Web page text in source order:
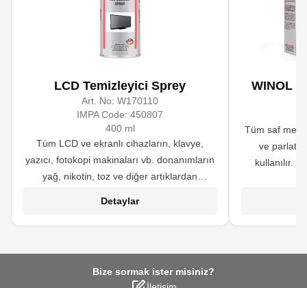
LCD Temizleyici Sprey
Art. No:W170110
IMPA Code:450807
400 ml
Tüm LCD ve ekranlı cihazların, klavye,
yazıcı, fotokopi makinaları vb. donanımların
yağ, nikotin, toz ve diğer artıklardan
Detaylar
WINOL
Tüm saf
ve
kullanılır.
yanı sıra
Bize sormak ister misiniz?